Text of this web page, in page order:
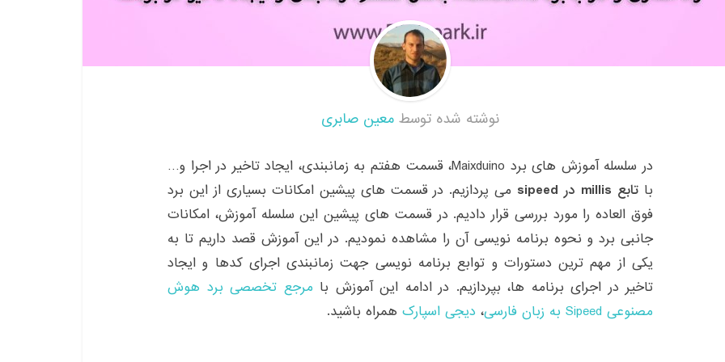
نوشته شده توسط معین صابری
در سلسله آموزش های برد Maixduino، قسمت هفتم به زمانبندی، ایجاد تاخیر در اجرا و…
با تابع millis در sipeed
می پردازیم. در قسمت های پیشین امکانات بسیاری از این برد
فوق العاده را مورد بررسی قرار دادیم. در قسمت های پیشین این سلسله آموزش، امکانات
جانبی برد و نحوه برنامه نویسی آن را مشاهده نمودیم. در این آموزش قصد داریم تا به
یکی از مهم ترین دستورات و توابع برنامه نویسی جهت زمانبندی اجرای کدها و ایجاد
تاخیر در اجرای برنامه ها، بپردازیم. در ادامه این آموزش با مرجع تخصصی برد هوش
مصنوعی Sipeed به زبان فارسی
، دیجی اسپارک همراه باشید.